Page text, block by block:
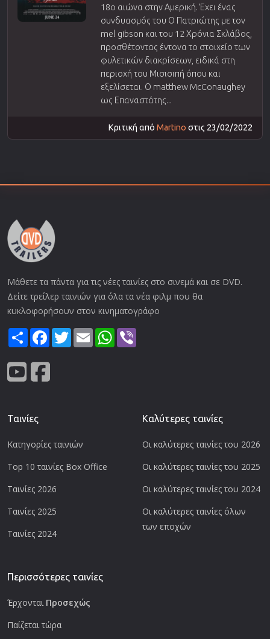
18ο αιώνα στην Αμερική. Έχει ένας
συνδυασμός του Ο Πατριώτης με τον
mel gibson και του 12 Χρόνια Σκλάβος,
προσθέτοντας έντονα το στοιχείο των
φυλετικών διακρίσεων, ειδικά στη
περιοχή του Μισισιπή όπου και
εξελίσεται. Ο matthew McConaughey
ως Επαναστάτης...
Κριτική από Martino στις 23/02/2022
Μάθετε τα πάντα για τις νέες ταινίες στο σινεμά και σε DVD.
Δείτε τρείλερ ταινιών για όλα τα νέα φιλμ που θα
κυκλοφορήσουν στον κινηματογράφο
ShareFacebook
TwitterEmail WhatsApp
Ταινίες
Κατηγορίες ταινιών
Top 10 ταινίες Box Office
Ταινίες 2026
Ταινίες 2025
Ταινίες 2024
Καλύτερες ταινίες
Οι καλύτερες ταινίες του 2026
Οι καλύτερες ταινίες του 2025
Οι καλύτερες ταινίες του 2024
Οι καλύτερες ταινίες όλων
των εποχών
Περισσότερες ταινίες
Έρχονται Προσεχώς
Παίζεται τώρα